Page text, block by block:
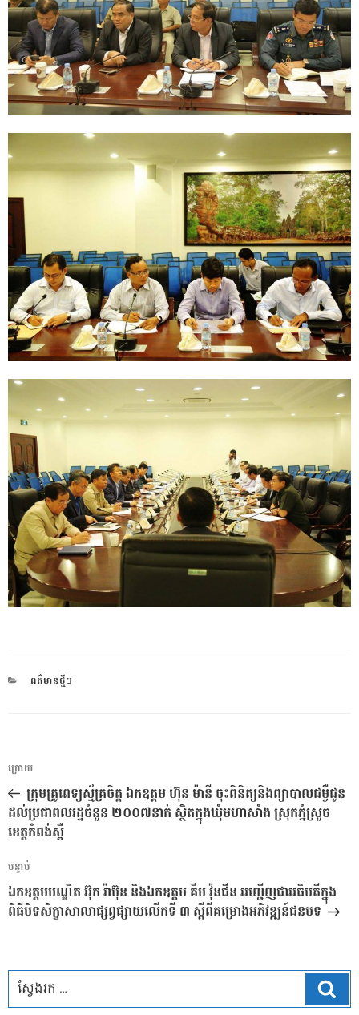
CATEGORIES
ពត៌មានថ្មីៗ
ការ​
នាំទិស​
ប្រកាស
អត្ថបទ
មុន
ក្រោយ
ក្រុមគ្រូពេទ្យស្ម័គ្រចិត្ត ឯកឧត្តម ហ៊ុន ម៉ានី ចុះពិនិត្យនិងព្យាបាលជម្ងឺជូន
ដល់ប្រជាពលរដ្ឋចំនួន ២០០៧នាក់ ស្ថិតក្នុងឃុំមហាសាំង ស្រុកភ្នំស្រួច
ខេត្តកំពង់ស្ពឺ
អត្ថបទ
បន្ទាប់
បន្ទាប់
ឯកឧត្ដមបណ្ឌិត អ៊ុក រ៉ាប៊ុន និងឯកឧត្ដម គឹម វ៉ុនជីន អញ្ជើញជាអធិបតីក្នុង
ពិធីបិទសិក្ខាសាលាផ្សព្វផ្សាយលើកទី ៣ ស្ដីពីគម្រោងអភិវឌ្ឍន៍ជនបទ